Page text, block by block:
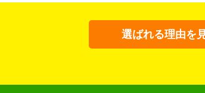
選ばれる理由を